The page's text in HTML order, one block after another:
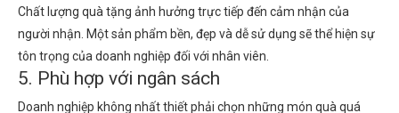
Chất lượng quà tặng ảnh hưởng trực tiếp đến cảm nhận của
người nhận. Một sản phẩm bền, đẹp và dễ sử dụng sẽ thể hiện sự
tôn trọng của doanh nghiệp đối với nhân viên.
5. Phù hợp với ngân sách
Doanh nghiệp không nhất thiết phải chọn những món quà quá